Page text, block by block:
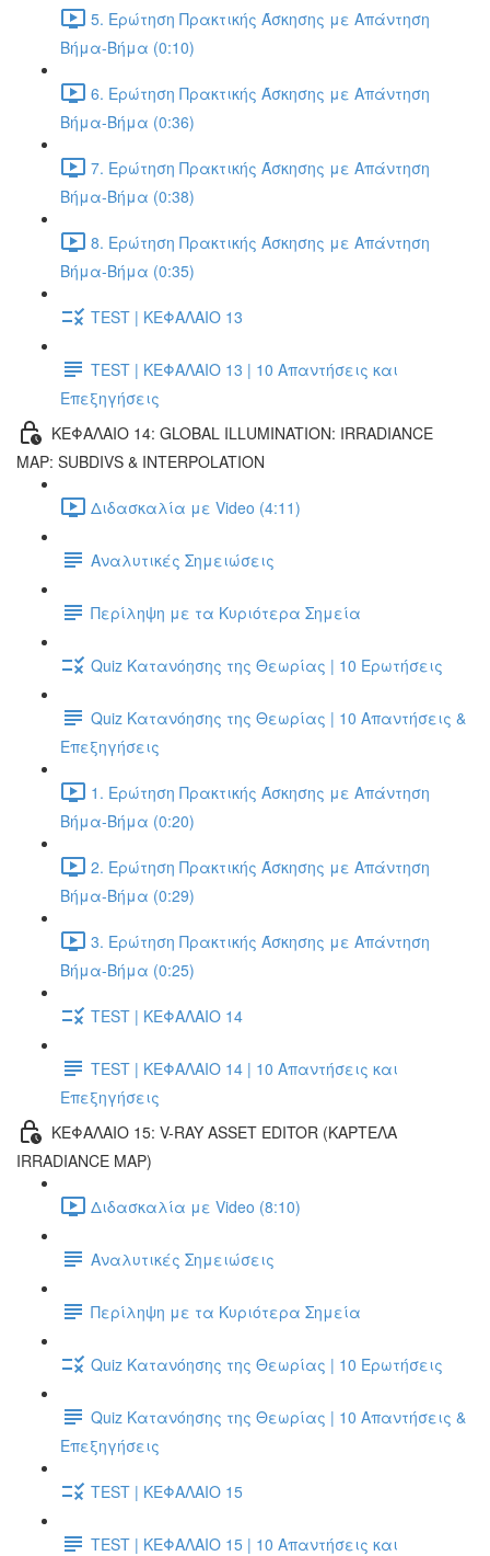
5. Ερώτηση Πρακτικής Άσκησης με Απάντηση
Βήμα-Βήμα (0:10)
6. Ερώτηση Πρακτικής Άσκησης με Απάντηση
Βήμα-Βήμα (0:36)
7. Ερώτηση Πρακτικής Άσκησης με Απάντηση
Βήμα-Βήμα (0:38)
8. Ερώτηση Πρακτικής Άσκησης με Απάντηση
Βήμα-Βήμα (0:35)
TEST | ΚΕΦΑΛΑΙΟ 13
TEST | ΚΕΦΑΛΑΙΟ 13 | 10 Απαντήσεις και
Επεξηγήσεις
ΚΕΦΑΛΑΙΟ 14: GLOBAL ILLUMINATION: IRRADIANCE
MAP: SUBDIVS & INTERPOLATION
Διδασκαλία με Video (4:11)
Αναλυτικές Σημειώσεις
Περίληψη με τα Κυριότερα Σημεία
Quiz Κατανόησης της Θεωρίας | 10 Ερωτήσεις
Quiz Κατανόησης της Θεωρίας | 10 Απαντήσεις &
Επεξηγήσεις
1. Ερώτηση Πρακτικής Άσκησης με Απάντηση
Βήμα-Βήμα (0:20)
2. Ερώτηση Πρακτικής Άσκησης με Απάντηση
Βήμα-Βήμα (0:29)
3. Ερώτηση Πρακτικής Άσκησης με Απάντηση
Βήμα-Βήμα (0:25)
TEST | ΚΕΦΑΛΑΙΟ 14
TEST | ΚΕΦΑΛΑΙΟ 14 | 10 Απαντήσεις και
Επεξηγήσεις
ΚΕΦΑΛΑΙΟ 15: V-RAY ASSET EDITOR (ΚΑΡΤΕΛΑ
IRRADIANCE MAP)
Διδασκαλία με Video (8:10)
Αναλυτικές Σημειώσεις
Περίληψη με τα Κυριότερα Σημεία
Quiz Κατανόησης της Θεωρίας | 10 Ερωτήσεις
Quiz Κατανόησης της Θεωρίας | 10 Απαντήσεις &
Επεξηγήσεις
TEST | ΚΕΦΑΛΑΙΟ 15
TEST | ΚΕΦΑΛΑΙΟ 15 | 10 Απαντήσεις και